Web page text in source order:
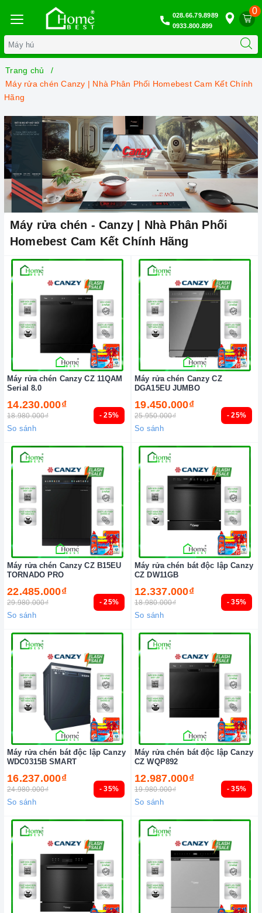
0
028.66.79.8989
0933.800.899
Trang chủ
Máy rửa chén Canzy | Nhà Phân Phối Homebest Cam Kết Chính
Hãng
Máy rửa chén - Canzy | Nhà Phân Phối
Homebest Cam Kết Chính Hãng
- 25%
Máy rửa chén Canzy CZ 11QAM
Serial 8.0
14.230.000₫
18.980.000₫
So sánh
- 25%
Máy rửa chén Canzy CZ
DGA15EU JUMBO
19.450.000₫
25.950.000₫
So sánh
- 25%
Máy rửa chén Canzy CZ B15EU
TORNADO PRO
22.485.000₫
29.980.000₫
So sánh
- 35%
Máy rửa chén bát độc lập Canzy
CZ DW11GB
12.337.000₫
18.980.000₫
So sánh
- 35%
Máy rửa chén bát độc lập Canzy
WDC0315B SMART
16.237.000₫
24.980.000₫
So sánh
- 35%
Máy rửa chén bát độc lập Canzy
CZ WQP892
12.987.000₫
19.980.000₫
So sánh